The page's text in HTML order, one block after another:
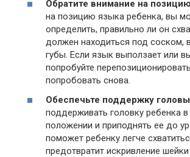
Обратите внимание на
на позицию языка ребенка, вы
определить, правильно ли он
должен находиться под соском,
губы. Если язык выползает или
попробуйте
попробовать снова.
Обеспечьте поддержку головы
поддерживать головку ребенка
положении и приподнять ее до
поможет ребенку легче
предотвратит искривление